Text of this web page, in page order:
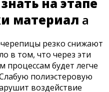
на этапе
материал а
резко снижают
в том, что через эти
будет легче
полиэстеровую
воздействие